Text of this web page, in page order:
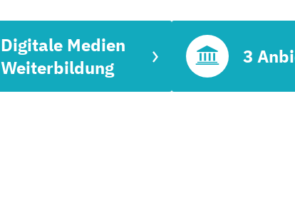
Digitale Medien
Weiterbildung
3